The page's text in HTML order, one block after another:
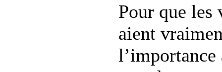
Pour que les
aient